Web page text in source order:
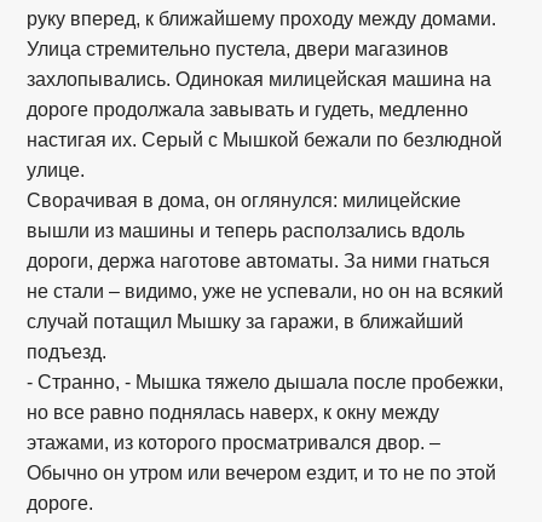
руку вперед, к ближайшему проходу между домами.
Улица стремительно пустела, двери магазинов
захлопывались. Одинокая милицейская машина на
дороге продолжала завывать и гудеть, медленно
настигая их. Серый с Мышкой бежали по безлюдной
улице.
Сворачивая в дома, он оглянулся: милицейские
вышли из машины и теперь расползались вдоль
дороги, держа наготове автоматы. За ними гнаться
не стали – видимо, уже не успевали, но он на всякий
случай потащил Мышку за гаражи, в ближайший
подъезд.
- Странно, - Мышка тяжело дышала после пробежки,
но все равно поднялась наверх, к окну между
этажами, из которого просматривался двор. –
Обычно он утром или вечером ездит, и то не по этой
дороге.